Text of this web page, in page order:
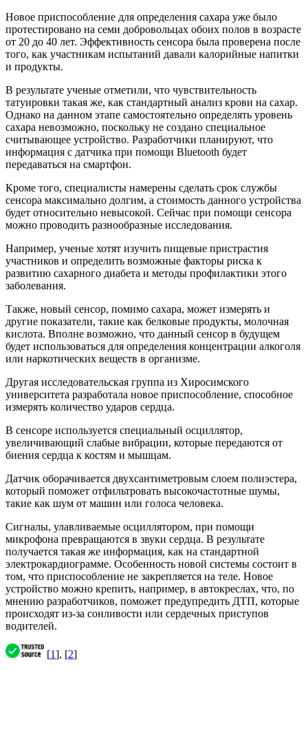
Новое приспособление для определения сахара уже было
протестировано на семи добровольцах обоих полов в возрасте
от 20 до 40 лет. Эффективность сенсора была проверена после
того, как участникам испытаний давали калорийные напитки
и продукты.
В результате ученые отметили, что чувствительность
татуировки такая же, как стандартный анализ крови на сахар.
Однако на данном этапе самостоятельно определять уровень
сахара невозможно, поскольку не создано специальное
считывающее устройство. Разработчики планируют, что
информация с датчика при помощи Bluetooth будет
передаваться на смартфон.
Кроме того, специалисты намерены сделать срок службы
сенсора максимально долгим, а стоимость данного устройства
будет относительно невысокой. Сейчас при помощи сенсора
можно проводить разнообразные исследования.
Например, ученые хотят изучить пищевые пристрастия
участников и определить возможные факторы риска к
развитию сахарного диабета и методы профилактики этого
заболевания.
Также, новый сенсор, помимо сахара, может измерять и
другие показатели, такие как белковые продукты, молочная
кислота. Вполне возможно, что данный сенсор в будущем
будет использоваться для определения концентрации алкоголя
или наркотических веществ в организме.
Другая исследовательская группа из Хиросимского
университета разработала новое приспособление, способное
измерять количество ударов сердца.
В сенсоре используется специальный осциллятор,
увеличивающий слабые вибрации, которые передаются от
биения сердца к костям и мышцам.
Датчик оборачивается двухсантиметровым слоем полиэстера,
который поможет отфильтровать высокочастотные шумы,
такие как шум от машин или голоса человека.
Сигналы, улавливаемые осциллятором, при помощи
микрофона превращаются в звуки сердца. В результате
получается такая же информация, как на стандартной
электрокардиограмме. Особенность новой системы состоит в
том, что приспособление не закрепляется на теле. Новое
устройство можно крепить, например, в автокреслах, что, по
мнению разработчиков, поможет предупредить ДТП, которые
происходят из-за сонливости или сердечных приступов
водителей.
[1], [2]